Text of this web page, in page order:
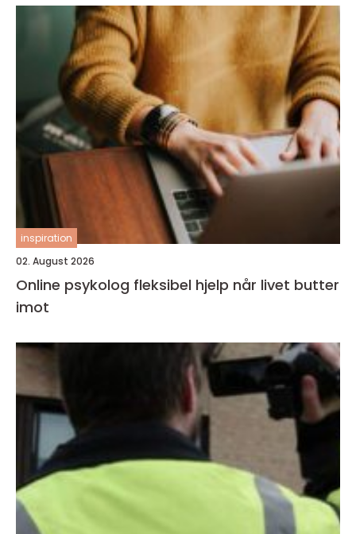
inspiration
02. August 2026
Online psykolog fleksibel hjelp når livet butter
imot